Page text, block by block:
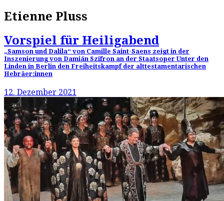
Etienne Pluss
Vorspiel für Heiligabend
„Samson und Dalila“ von Camille Saint-Saens zeigt in der
Inszenierung von Damián Szifron an der Staatsoper Unter den
Linden in Berlin den Freiheitskampf der alttestamentarischen
Hebräer:innen
12. Dezember 2021